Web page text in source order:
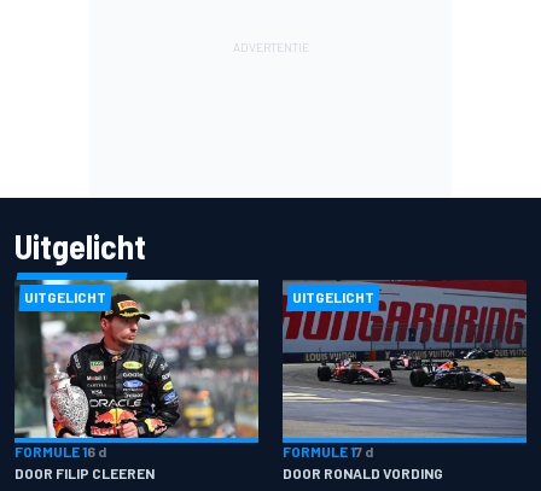
Uitgelicht
UITGELICHT
FORMULE 16 d
DOOR FILIP CLEEREN
UITGELICHT
FORMULE 17 d
DOOR RONALD VORDING